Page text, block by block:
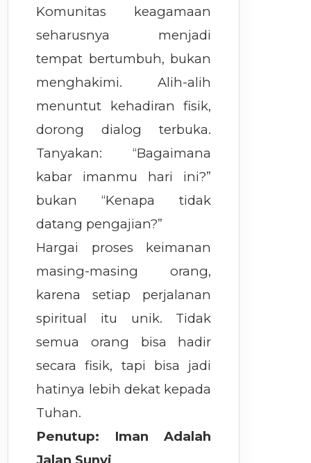
Komunitas keagamaan
seharusnya menjadi
tempat bertumbuh, bukan
menghakimi. Alih-alih
menuntut kehadiran fisik,
dorong dialog terbuka.
Tanyakan: “Bagaimana
kabar imanmu hari ini?”
bukan “Kenapa tidak
datang pengajian?”
Hargai proses keimanan
masing-masing orang,
karena setiap perjalanan
spiritual itu unik. Tidak
semua orang bisa hadir
secara fisik, tapi bisa jadi
hatinya lebih dekat kepada
Tuhan.
Penutup: Iman Adalah